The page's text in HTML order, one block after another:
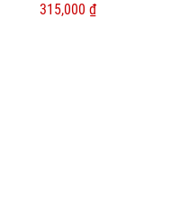
315,000 ₫